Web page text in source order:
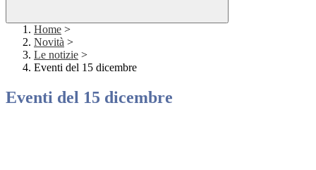
Home >
Novità >
Le notizie >
Eventi del 15 dicembre
Eventi del 15 dicembre